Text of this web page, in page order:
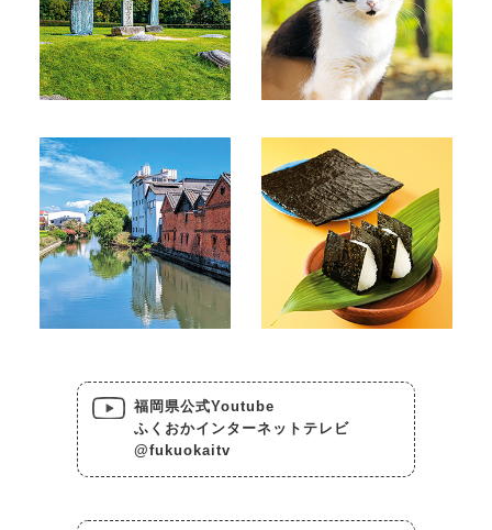
福岡県公式Youtube
ふくおかインターネットテレビ
@fukuokaitv